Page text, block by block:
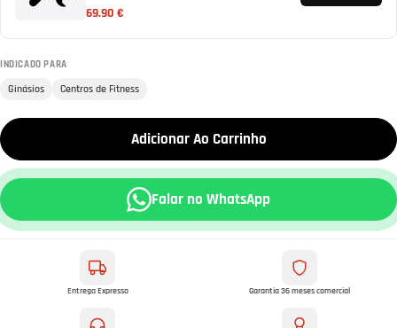
69.90 €
INDICADO PARA
Ginásios Centros de Fitness
Adicionar Ao Carrinho
Falar no WhatsApp
Entrega Expresso Garantia 36 meses comercial